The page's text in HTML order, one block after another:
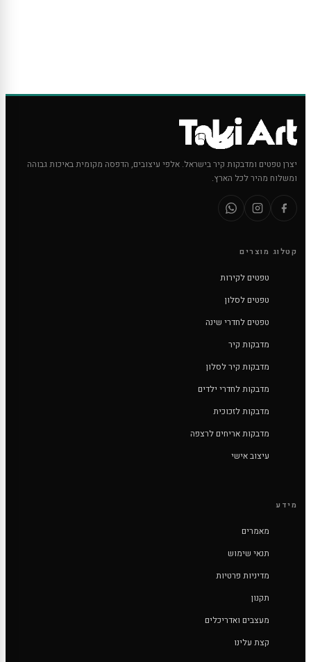
יצרן טפטים ומדבקות קיר בישראל. אלפי עיצובים, הדפסה מקומית באיכות גבוהה
ומשלוח מהיר לכל הארץ.
קטלוג מוצרים
טפטים לקירות
טפטים לסלון
טפטים לחדרי שינה
מדבקות קיר
מדבקות קיר לסלון
מדבקות לחדרי ילדים
מדבקות לזכוכית
מדבקות אריחים לרצפה
עיצוב אישי
מידע
מאמרים
תנאי שימוש
מדיניות פרטיות
תקנון
מעצבים ואדריכלים
קצת עלינו